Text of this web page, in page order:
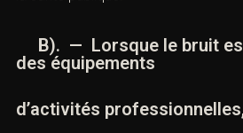
B). — Lorsque le bruit
des équipements
d’activités